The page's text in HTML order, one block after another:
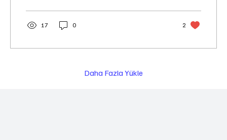
17 0 2
Daha Fazla Yükle